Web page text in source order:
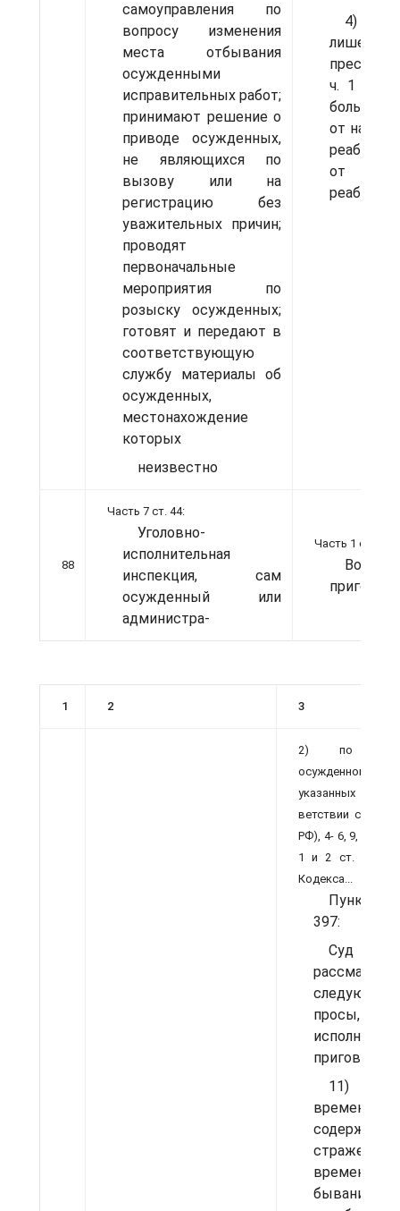
самоуправления по
вопросу изменения
места отбывания
осуж­денными
исправительных работ;
принимают решение о
приводе осужденных,
не являющихся по
вызову или на
регистрацию без
уважительных причин;
проводят
первоначальные
мероприятия по
розыску осужденных;
готовят и передают в
соответствующую
службу материалы об
осужден­ных,
местонахождение
которых
неизвестно
4)
лишению
ч. 1 ст.
больным
от
от
88
Часть 7 ст. 44:
Уголовно-
исполнительная
инспекция, сам
осужденный или
администра-
Часть 1 ст. 399:
1 2 3
2) по
осужденного - в
указанных в пп.
ветствии с ч. 2
РФ), 4- 6, 9, 11-15
1 и 2 ст. 398
Кодекса...
Пункты
397:
Суд
просы,
приговора: ...
11) о
времени
стражей,